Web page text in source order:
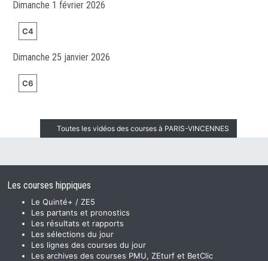
Dimanche 1 février 2026
C4
Dimanche 25 janvier 2026
C6
Toutes les vidéos des courses à PARIS-VINCENNES
Les courses hippiques
Le Quinté+ / ZE5
Les partants et pronostics
Les résultats et rapports
Les sélections du jour
Les lignes des courses du jour
Les archives des courses PMU, ZEturf et BetClic